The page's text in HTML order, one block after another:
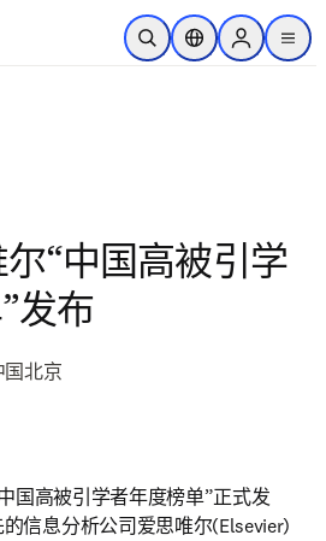
跳转到主内容
开放搜索位置选择器Sign in to
menu
“中国高被引学
发布
国北京
国高被引学者年度榜单”正式发
信息分析公司爱思唯尔(Elsevier)